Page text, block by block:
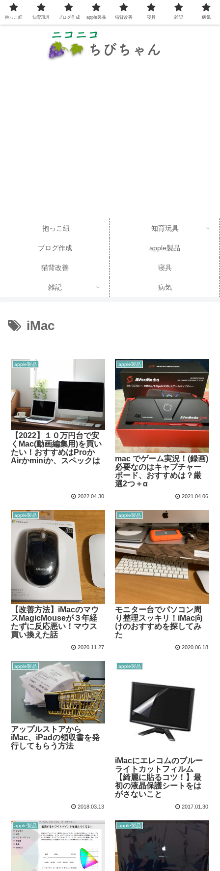
抱っこ紐 知育玩具
ブログ作成 apple製品
猫背改善 寝具
雑記 病気
iMac
apple製品
【2022】１０万円台で安
くMac(動画編集用)を買い
たい！おすすめはProか
Airかminiか、スペックは
2022.04.30
apple製品
mac でゲーム実況！(録画)
必要なのはキャプチャー
ボード、おすすめは？厳
選2つ＋α
2021.04.06
apple製品
【改善方法】iMacのマウ
スMagicMouseが３年経
たずに反応悪い！マウス
買い換えた話
2020.11.27
apple製品
モニター台でパソコン周
り整理スッキリ！iMac向
けのおすすめを探してみ
た
2020.06.18
apple製品
アップルストアから
iMac、iPadの領収書を発
行してもらう方法
2018.03.13
apple製品
iMacにエレコムのブルー
ライトカットフィルム
【綺麗に貼るコツ！】最
初の液晶保護シートをは
がさないこと
2017.01.30
apple製品 apple製品
抱っこ紐 知育玩具 ブログ作成 apple製品 猫背改善 寝具 雑記 病気